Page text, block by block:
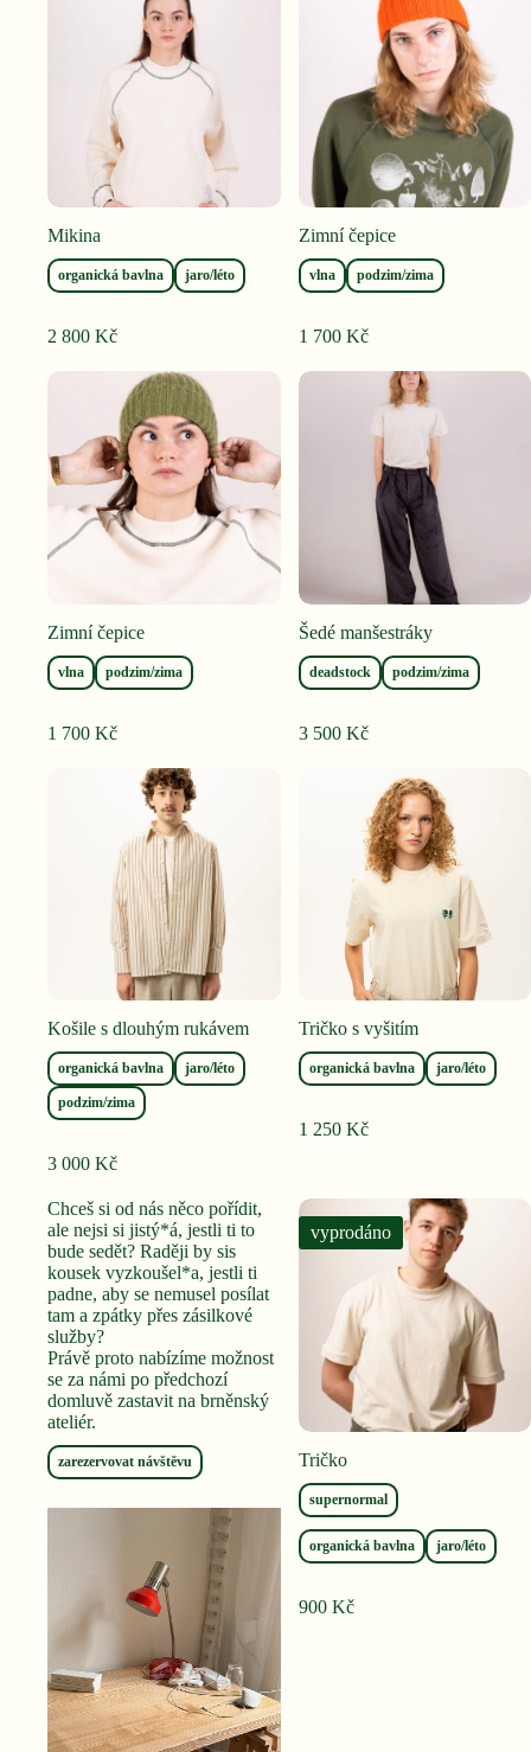
Mikina
organická bavlna jaro/léto
2 800 Kč
Zimní čepice
vlna podzim/zima
1 700 Kč
Zimní čepice
vlna podzim/zima
1 700 Kč
Šedé manšestráky
deadstock podzim/zima
3 500 Kč
Košile s dlouhým rukávem
organická bavlna jaro/léto
podzim/zima
3 000 Kč
Tričko s vyšitím
organická bavlna jaro/léto
1 250 Kč
Chceš si od nás něco pořídit,
ale nejsi si jistý*á, jestli ti to
bude sedět? Raději by sis
kousek vyzkoušel*a, jestli ti
padne, aby se nemusel posílat
tam a zpátky přes zásilkové
služby?
Právě proto nabízíme možnost
se za námi po předchozí
domluvě zastavit na brněnský
ateliér.
zarezervovat návštěvu
vyprodáno
Tričko
supernormal
organická bavlna jaro/léto
900 Kč